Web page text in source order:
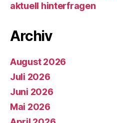
aktuell hinterfragen
Archiv
August 2026
Juli 2026
Juni 2026
Mai 2026